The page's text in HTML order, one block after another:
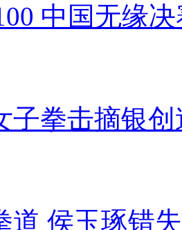
中国无缘
子拳击摘银
道 侯玉琢错